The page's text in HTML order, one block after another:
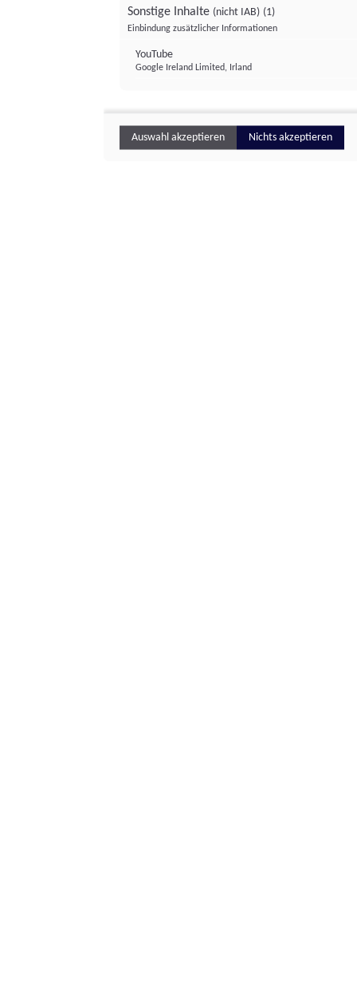
Sonstige Inhalte (nicht IAB) (1)
Einbindung zusätzlicher Informationen
YouTube
Google Ireland Limited, Irland
Auswahl akzeptieren Nichts akzeptieren